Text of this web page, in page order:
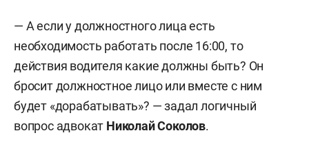
этом не работал. Деньги, которые
выплачивались «дворнику», на самом деле
предназначались водителю Миронова, считает
обвинение. И так с августа 2021-го по февраль
2024-го отец Шарапова, будучи «дворником»,
«заработал» 674 тыс. рублей (а еще МУП
— А если у должностного лица есть
необходимость работать после 16:00, то
действия водителя какие должны быть? Он
бросит должностное лицо или вместе с ним
будет «дорабатывать»? — задал логичный
вопрос адвокат Николай Соколов.